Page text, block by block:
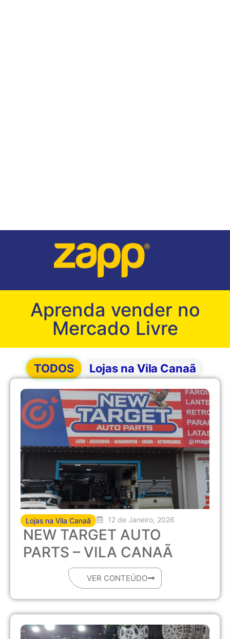
Aprenda vender no
Mercado Livre
Lojas na Vila Canaã
TODOS
Lojas na Vila Canaã 12 de Janeiro, 2026
NEW TARGET AUTO
PARTS – VILA CANAÃ
VER CONTEÚDO